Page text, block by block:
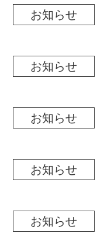
お知らせ
お知らせ
お知らせ
お知らせ
お知らせ